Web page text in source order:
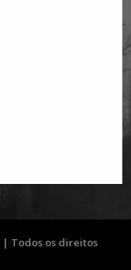
| Todos os direitos